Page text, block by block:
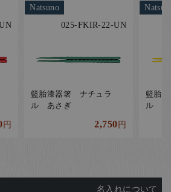
円
Natsuno
025-FKIR-22-UN
籃胎漆器箸 ナチュラ
ル あさぎ
2,750円
籃胎
ル 黄
名入れについて